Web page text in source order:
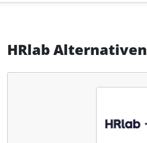
HRlab Alternativen